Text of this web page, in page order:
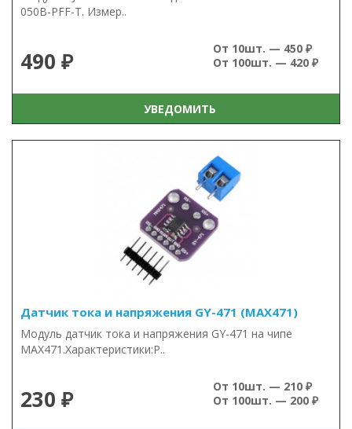
050B-PFF-T. Измер..
490 ₽
От 10шт. — 450 ₽
От 100шт. — 420 ₽
УВЕДОМИТЬ
Датчик тока и напряжения GY-471 (MAX471)
Модуль датчик тока и напряжения GY-471 на чипе
MAX471.Характеристики:Р..
230 ₽
От 10шт. — 210 ₽
От 100шт. — 200 ₽